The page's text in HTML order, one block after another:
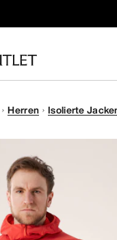
Herren Isolierte